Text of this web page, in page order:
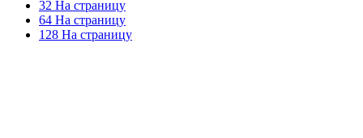
32 На страницу
64 На страницу
128 На страницу